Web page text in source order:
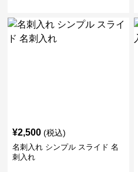
¥2,500 (税込)
名刺入れ シンプル スライド 名
刺入れ